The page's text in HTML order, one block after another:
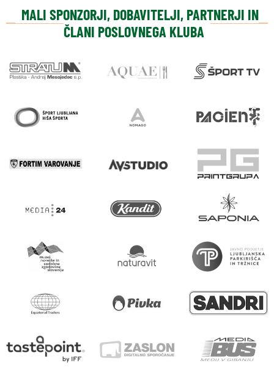
MALI SPONZORJI, DOBAVITELJI, PARTNERJI IN
ČLANI POSLOVNEGA KLUBA